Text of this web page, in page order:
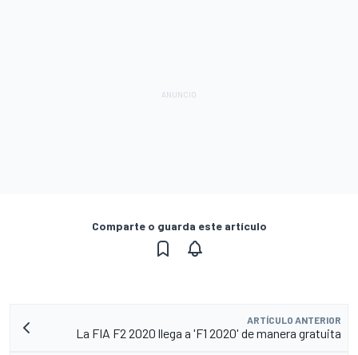
Comparte o guarda este artículo
ARTÍCULO ANTERIOR
La FIA F2 2020 llega a 'F1 2020' de manera gratuita